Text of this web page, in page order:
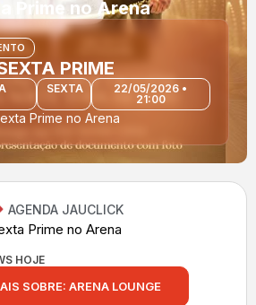
Prime no Arena
PRIME
SEXTA
22/05/2026 •
21:00
Prime no Arena
AGENDA JAUCLICK
Prime no Arena
HOJE
SOBRE: ARENA LOUNGE